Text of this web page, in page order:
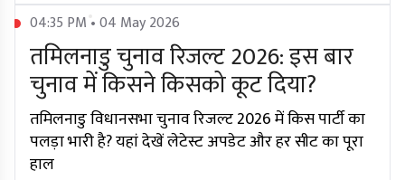
04:35 PM • 04 May 2026
तमिलनाडु चुनाव रिजल्ट 2026: इस बार
चुनाव में किसने किसको कूट दिया?
तमिलनाडु विधानसभा चुनाव रिजल्ट 2026 में किस पार्टी का
पलड़ा भारी है? यहां देखें लेटेस्ट अपडेट और हर सीट का पूरा
हाल